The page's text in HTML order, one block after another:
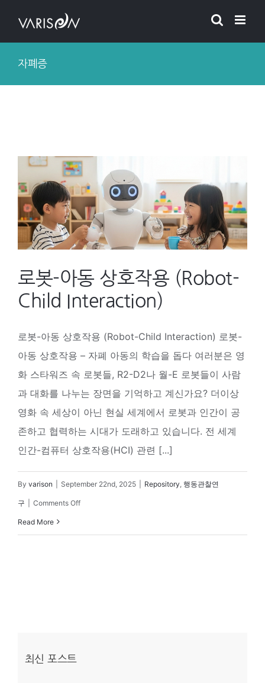
자폐증
로봇-아동 상호작용 (Robot-
Child Interaction)
로봇-아동 상호작용 (Robot-Child Interaction) 로봇-
아동 상호작용 – 자폐 아동의 학습을 돕다 여러분은 영
화 스타워즈 속 로봇들, R2-D2나 월-E 로봇들이 사람
과 대화를 나누는 장면을 기억하고 계신가요? 더이상
영화 속 세상이 아닌 현실 세계에서 로봇과 인간이 공
존하고 협력하는 시대가 도래하고 있습니다. 전 세계
인간-컴퓨터 상호작용(HCI) 관련 [...]
By varison September 22nd, 2025 Repository 행동관찰연
구 Comments Offon
Read More
최신 포스트